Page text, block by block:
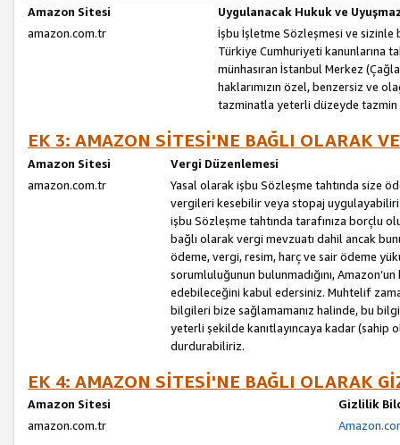
Amazon Sitesi
Uygulanacak Hukuk ve
amazon.com.tr
İşbu İşletme Sözleşmesi ve sizinle
Türkiye Cumhuriyeti kanunlarına
münhasıran İstanbul Merkez
haklarımızın özel, benzersiz ve
tazminatla yeterli düzeyde
EK 3: AMAZON SİTESİ'NE BAĞLI OLARAK
Amazon Sitesi
Vergi Düzenlemesi
amazon.com.tr
Yasal olarak işbu Sözleşme tahtında size
vergileri kesebilir veya stopaj
işbu Sözleşme tahtında tarafınıza borçlu
bağlı olarak vergi mevzuatı dahil ancak
ödeme, vergi, resim, harç ve sair ödeme
sorumluluğunun bulunmadığını,
edebileceğini kabul edersiniz. Muhtelif
bilgileri bize sağlamamanız halinde, bu
yeterli şekilde kanıtlayıncaya kadar
durdurabiliriz.
EK 4: AMAZON SİTESİ'NE BAĞLI OLARAK
Amazon Sitesi
Gizlilik
amazon.com.tr